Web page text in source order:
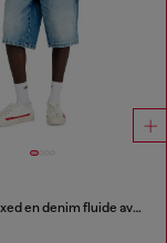
Short Relaxed en denim fluide avec abrasions